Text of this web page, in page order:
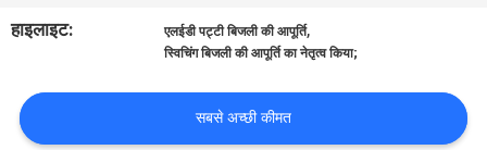
संपर्क
समाचार
हाइलाइट:
एलईडी पट्टी बिजली की आपूर्ति,
स्विचिंग बिजली की आपूर्ति का नेतृत्व किया;
सबसे अच्छी कीमत